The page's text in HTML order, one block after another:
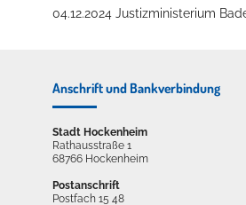
04.12.2024 Justizministerium
Anschrift und Bankverbindung
Stadt Hockenheim
Rathausstraße 1
68766 Hockenheim
Postanschrift
Postfach 15 48